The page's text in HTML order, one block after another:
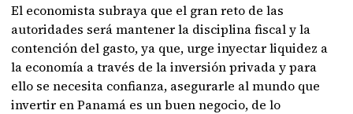
El economista subraya que el gran reto de las
autoridades será mantener la disciplina fiscal y la
contención del gasto, ya que, urge inyectar liquidez a
la economía a través de la inversión privada y para
ello se necesita confianza, asegurarle al mundo que
invertir en Panamá es un buen negocio, de lo